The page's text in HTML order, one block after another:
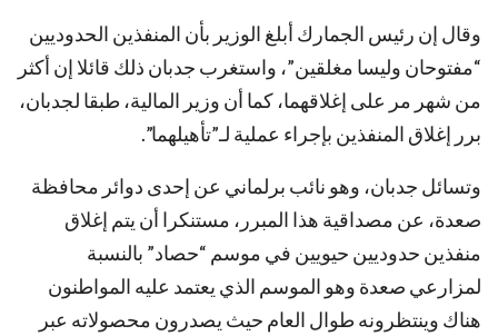
وقال إن رئيس الجمارك أبلغ الوزير بأن المنفذين الحدوديين
“مفتوحان وليسا مغلقين”، واستغرب جدبان ذلك قائلا إن أكثر
من شهر مر على إغلاقهما، كما أن وزير المالية، طبقا لجدبان،
برر إغلاق المنفذين بإجراء عملية لـ”تأهيلهما”.
وتسائل جدبان، وهو نائب برلماني عن إحدى دوائر محافظة
صعدة، عن مصداقية هذا المبرر، مستنكرا أن يتم إغلاق
منفذين حدوديين حيويين في موسم “حصاد” بالنسبة
لمزارعي صعدة وهو الموسم الذي يعتمد عليه المواطنون
هناك وينتظرونه طوال العام حيث يصدرون محصولاته عبر